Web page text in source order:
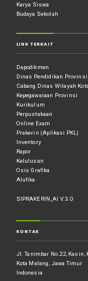
Karya Siswa
Budaya Sekolah
LINK TERKAIT
Dapodikmen
Dinas Pendidikan
Cabang Dinas Wilayah
Kepegawaiaan Provinsi
Kurikulum
Perpustakaan
Online Exam
Prakerin (Aplikasi PKL)
Inventory
Rapor
Kelulusan
Osis Grafika
Alufika
SIPRAKERIN_AI V.3.0
KONTAK
Jl. Tanimbar No.22, Kasin,
Kota Malang, Jawa Timur
Indonesia